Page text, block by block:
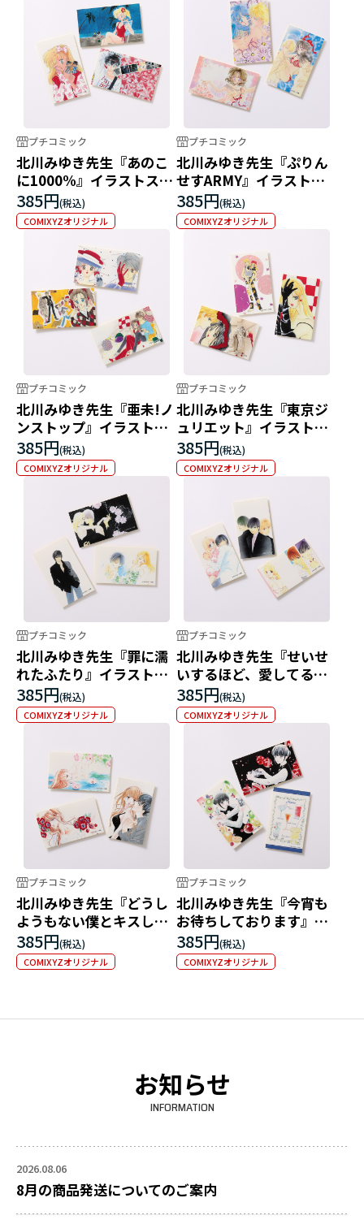
プチコミック
北川みゆき先生『あのこ
に1000%』イラストステ
ッカー
385円
COMIXYZオリジナル
プチコミック
北川みゆき先生『ぷりん
せすARMY』イラストス
テッカー
385円
COMIXYZオリジナル
プチコミック
北川みゆき先生『亜未!ノ
ンストップ』イラストス
テッカー
385円
COMIXYZオリジナル
プチコミック
北川みゆき先生『東京ジ
ュリエット』イラストス
テッカー
385円
COMIXYZオリジナル
プチコミック
北川みゆき先生『罪に濡
れたふたり』イラストス
テッカー
385円
COMIXYZオリジナル
プチコミック
北川みゆき先生『せいせ
いするほど、愛してる』
イラストステッカー
385円
COMIXYZオリジナル
プチコミック
北川みゆき先生『どうし
ようもない僕とキスしよ
う』イラストステッカー
385円
COMIXYZオリジナル
プチコミック
北川みゆき先生『今宵も
お待ちしております』イ
ラストステッカー
385円
COMIXYZオリジナル
お知らせ
INFORMATION
2026.08.06
8月の商品発送についてのご案内